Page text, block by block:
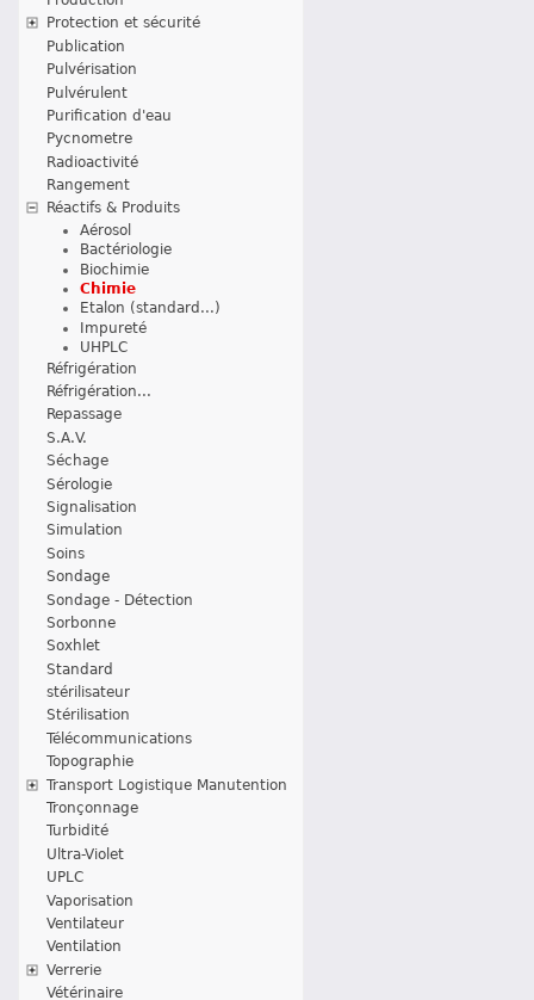
Protection et sécurité
Publication
Pulvérisation
Pulvérulent
Purification d'eau
Pycnometre
Radioactivité
Rangement
Réactifs & Produits
Aérosol
Bactériologie
Biochimie
Chimie
Etalon (standard...)
Impureté
UHPLC
Réfrigération
Réfrigération...
Repassage
S.A.V.
Séchage
Sérologie
Signalisation
Simulation
Soins
Sondage
Sondage - Détection
Sorbonne
Soxhlet
Standard
stérilisateur
Stérilisation
Télécommunications
Topographie
Transport Logistique Manutention
Tronçonnage
Turbidité
Ultra-Violet
UPLC
Vaporisation
Ventilateur
Ventilation
Verrerie
Vétérinaire